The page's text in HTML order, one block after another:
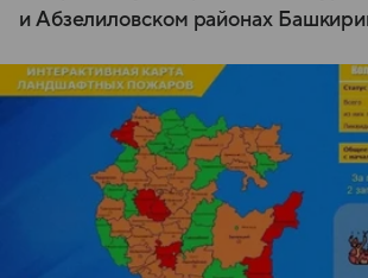
и Абзелиловском районах